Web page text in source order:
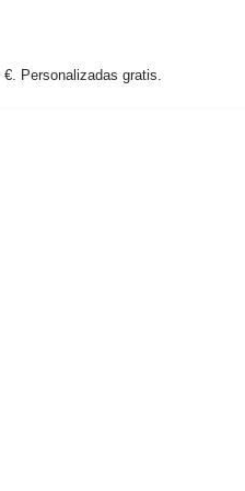
Personalizadas gratis.